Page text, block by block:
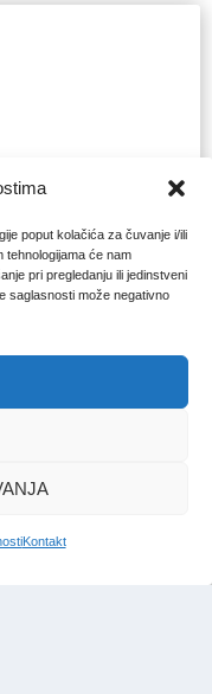
poput kolačića za čuvanje i/ili
tehnologijama će nam
pri pregledanju ili jedinstveni
saglasnosti može negativno
Kontakt